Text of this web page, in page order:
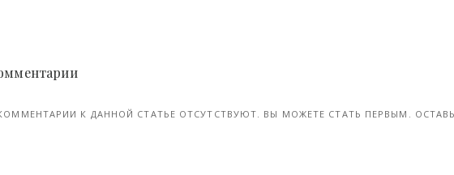
К ДАННОЙ СТАТЬЕ ОТСУТСТВУЮТ. ВЫ МОЖЕТЕ СТАТЬ ПЕРВЫМ.